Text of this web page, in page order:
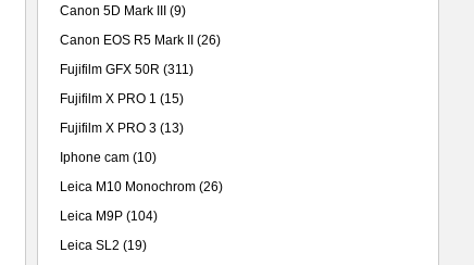
Canon 5D Mark III
(9)
Canon EOS R5 Mark II
(26)
Fujifilm GFX 50R (311)
Fujifilm X PRO 1 (15)
Fujifilm X PRO 3 (13)
Iphone cam (10)
Leica M10 Monochrom (26)
Leica M9P (104)
Leica SL2 (19)